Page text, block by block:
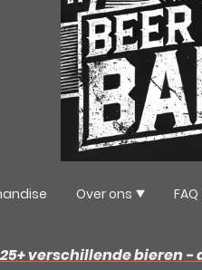
Over ons FAQ
verschillende bieren